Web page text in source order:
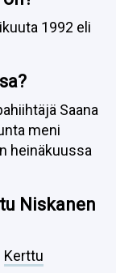
meni
heinäkuussa
Niskanen